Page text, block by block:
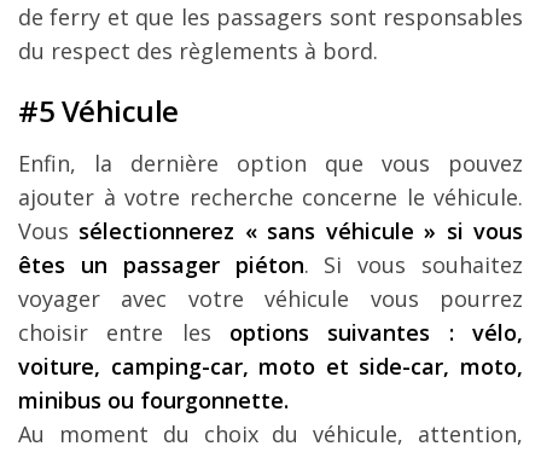
de ferry et que les passagers sont responsables
du respect des règlements à bord.
#5 Véhicule
Enfin, la dernière option que vous pouvez
ajouter à votre recherche concerne le véhicule.
Vous sélectionnerez « sans véhicule » si vous
êtes un passager piéton. Si vous souhaitez
voyager avec votre véhicule vous pourrez
choisir entre les options suivantes : vélo,
voiture, camping-car, moto et side-car, moto,
minibus ou fourgonnette.
Au moment du choix du véhicule, attention,